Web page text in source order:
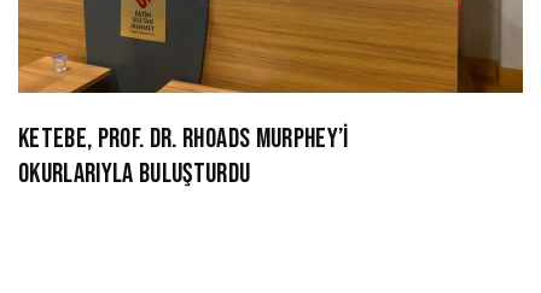
KETEBE, PROF. DR. RHOADS MURPHEY’İ
OKURLARIYLA BULUŞTURDU